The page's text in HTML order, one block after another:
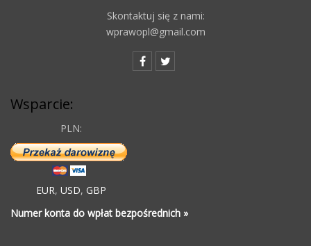
Skontaktuj się z nami:
wprawopl@gmail.com
Wsparcie:
PLN:
EUR, USD, GBP
Numer konta do wpłat bezpośrednich »